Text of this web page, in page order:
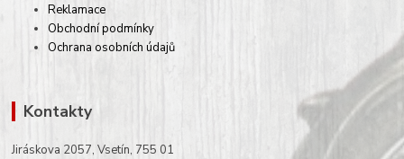
Reklamace
Obchodní podmínky
Ochrana osobních údajů
Kontakty
Jiráskova 2057, Vsetín, 755 01